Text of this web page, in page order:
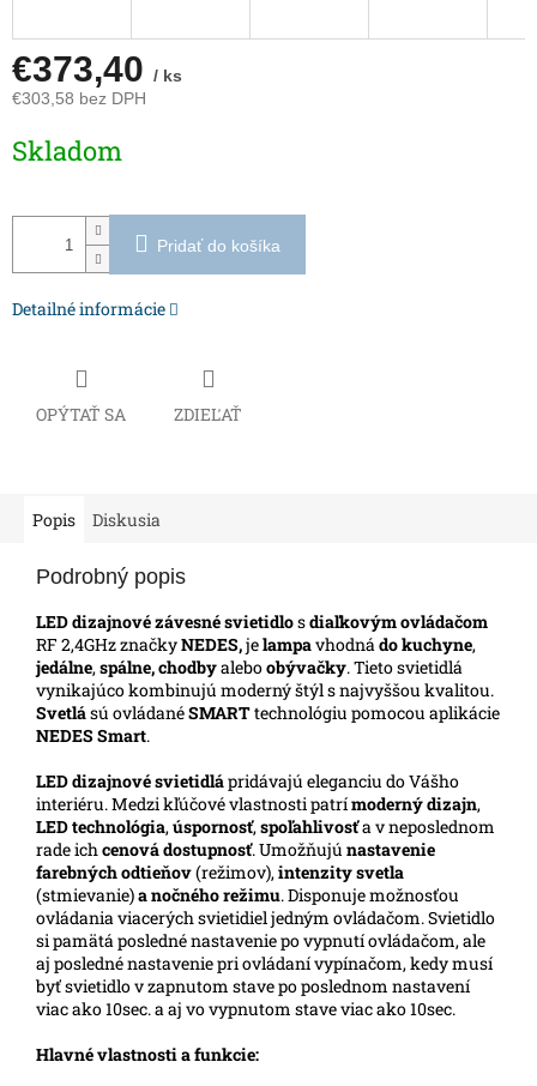
€373,40 / ks
€303,58 bez DPH
cena:
Skladom
Pridať do košíka
Detailné informácie
OPÝTAŤ SA ZDIEĽAŤ
Popis Diskusia
Podrobný popis
LED dizajnové závesné svietidlosdiaľkovým ovládačom
RF 2,4GHz značkyNEDES,jelampavhodnádo kuchyne,
jedálne,spálne, chodbyaleboobývačky. Tieto svietidlá
vynikajúco kombinujú moderný štýl s najvyššou kvalitou.
Svetlású ovládanéSMARTtechnológiu pomocou aplikácie
NEDES Smart.
LEDdizajnové svietidlápridávajú eleganciu do Vášho
interiéru. Medzi kľúčové vlastnosti patrímoderný dizajn,
LED technológia,úspornosť,spoľahlivosťa v neposlednom
rade ichcenová dostupnosť. Umožňujú nastavenie
farebných odtieňov(režimov),intenzity svetla
(stmievanie)a nočného režimu. Disponuje možnosťou
ovládania viacerých svietidiel jedným ovládačom. Svietidlo
si pamätá posledné nastavenie po vypnutí ovládačom, ale
aj posledné nastavenie pri ovládaní vypínačom, kedy musí
byť svietidlo v zapnutom stave po poslednom nastavení
viac ako 10sec. a aj vo vypnutom stave viac ako 10sec.
Hlavné vlastnosti a funkcie: